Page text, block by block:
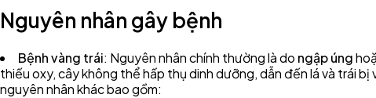
Nguyên nhân gây bệnh
Bệnh vàng trái: Nguyên nhân chính thường là do ngập úng
thiếu oxy, cây không thể hấp thụ dinh dưỡng, dẫn đến lá và trái
nguyên nhân khác bao gồm: